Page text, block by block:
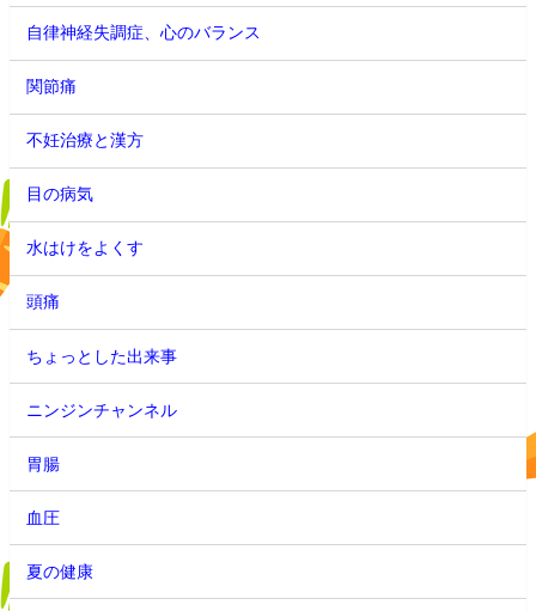
自律神経失調症、心のバランス
関節痛
不妊治療と漢方
目の病気
水はけをよくす
頭痛
ちょっとした出来事
ニンジンチャンネル
胃腸
血圧
夏の健康